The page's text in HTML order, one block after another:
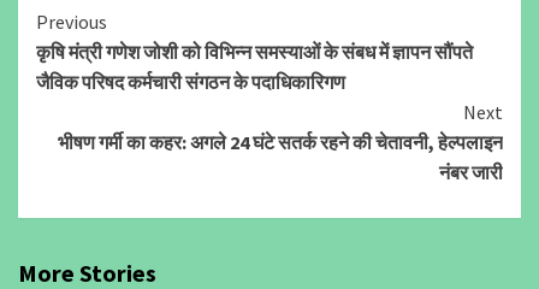
Continue
Reading
Previous
कृषि मंत्री गणेश जोशी को विभिन्न समस्याओं के संबध में ज्ञापन सौंपते
जैविक परिषद कर्मचारी संगठन के पदाधिकारिगण
Next
भीषण गर्मी का कहर: अगले 24 घंटे सतर्क रहने की चेतावनी, हेल्पलाइन
नंबर जारी
More Stories